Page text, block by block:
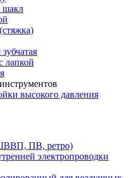
шакл
лапкой
высокого давления
ПВ, ретро)
электропроводки